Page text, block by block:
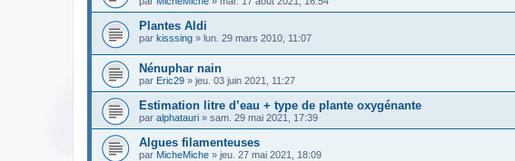
Plantes Aldi
par kisssing » lun. 29 mars 2010, 11:07
Nénuphar nain
par Eric29 » jeu. 03 juin 2021, 11:27
Estimation litre d’eau + type de plante oxygénante
par alphatauri » sam. 29 mai 2021, 17:39
Algues filamenteuses
par MicheMiche » jeu. 27 mai 2021, 18:09